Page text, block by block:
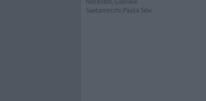
Nocentini, Gabriele
Santarnecchi, Paola Silvi.